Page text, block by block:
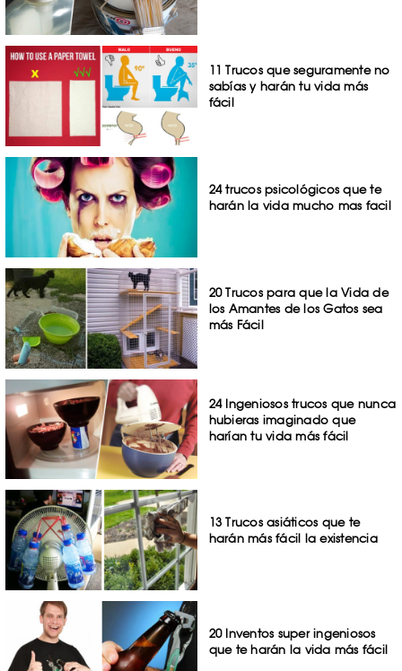
11 Trucos que seguramente no
sabías y harán tu vida más
fácil
24 trucos psicológicos que te
harán la vida mucho mas facil
20 Trucos para que la Vida de
los Amantes de los Gatos sea
más Fácil
24 Ingeniosos trucos que nunca
hubieras imaginado que
harían tu vida más fácil
13 Trucos asiáticos que te
harán más fácil la existencia
20 Inventos super ingeniosos
que te harán la vida más fácil